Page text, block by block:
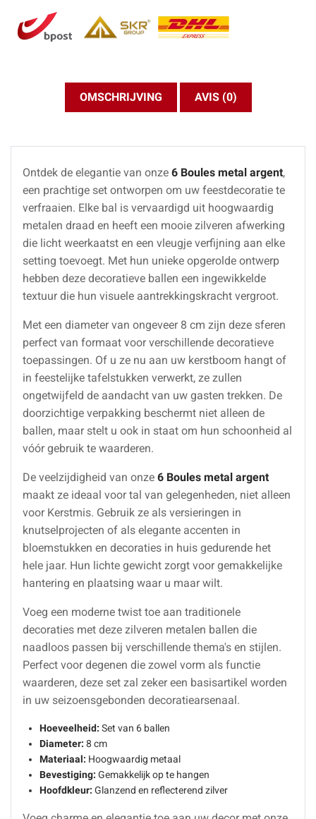
OMSCHRIJVING AVIS (0)
Ontdek de elegantie van onze 6 Boules metal argent,
een prachtige set ontworpen om uw feestdecoratie te
verfraaien. Elke bal is vervaardigd uit hoogwaardig
metalen draad en heeft een mooie zilveren afwerking
die licht weerkaatst en een vleugje verfijning aan elke
setting toevoegt. Met hun unieke opgerolde ontwerp
hebben deze decoratieve ballen een ingewikkelde
textuur die hun visuele aantrekkingskracht vergroot.
Met een diameter van ongeveer 8 cm zijn deze sferen
perfect van formaat voor verschillende decoratieve
toepassingen. Of u ze nu aan uw kerstboom hangt of
in feestelijke tafelstukken verwerkt, ze zullen
ongetwijfeld de aandacht van uw gasten trekken. De
doorzichtige verpakking beschermt niet alleen de
ballen, maar stelt u ook in staat om hun schoonheid al
vóór gebruik te waarderen.
De veelzijdigheid van onze 6 Boules metal argent
maakt ze ideaal voor tal van gelegenheden, niet alleen
voor Kerstmis. Gebruik ze als versieringen in
knutselprojecten of als elegante accenten in
bloemstukken en decoraties in huis gedurende het
hele jaar. Hun lichte gewicht zorgt voor gemakkelijke
hantering en plaatsing waar u maar wilt.
Voeg een moderne twist toe aan traditionele
decoraties met deze zilveren metalen ballen die
naadloos passen bij verschillende thema's en stijlen.
Perfect voor degenen die zowel vorm als functie
waarderen, deze set zal zeker een basisartikel worden
in uw seizoensgebonden decoratiearsenaal.
Hoeveelheid: Set van 6 ballen
Diameter: 8 cm
Materiaal: Hoogwaardig metaal
Bevestiging: Gemakkelijk op te hangen
Hoofdkleur: Glanzend en reflecterend zilver